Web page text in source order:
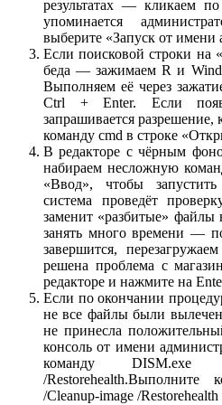
результатах — кликаем
упоминается
выберите «Запуск от имени
Если поисковой строки на
беда — зажимаем R и
Выполняем её через
Ctrl + Enter. Если
запрашивается
команду cmd в строке
В редакторе с чёрным
набираем несложную
«Ввод», чтобы
система проведёт
заменит «разбитые»
занять много времени —
завершится,
решена проблема с
редакторе и нажмите на
Если по окончании
не все файлы были
не принесла
консоль от имени
команду DISM.exe /
/
/Cleanup-image /